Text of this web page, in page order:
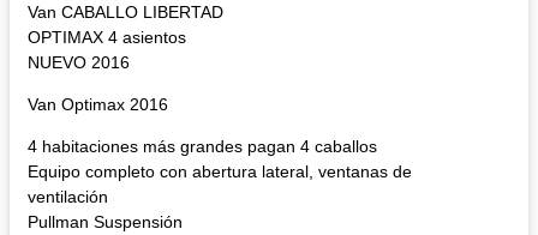
Van CABALLO LIBERTAD
OPTIMAX 4 asientos
NUEVO 2016
Van Optimax 2016
4 habitaciones más grandes pagan 4 caballos
Equipo completo con abertura lateral, ventanas de
ventilación
Pullman Suspensión